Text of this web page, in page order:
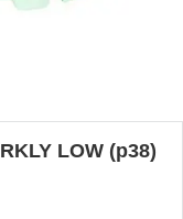
LOW (р38)